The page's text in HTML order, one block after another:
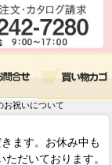
お祝いについて
ます。お休み中も
だいております。